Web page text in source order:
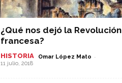
¿Qué nos dejó la Revolución
francesa?
HISTORIA Omar López Mato -
11 julio, 2018